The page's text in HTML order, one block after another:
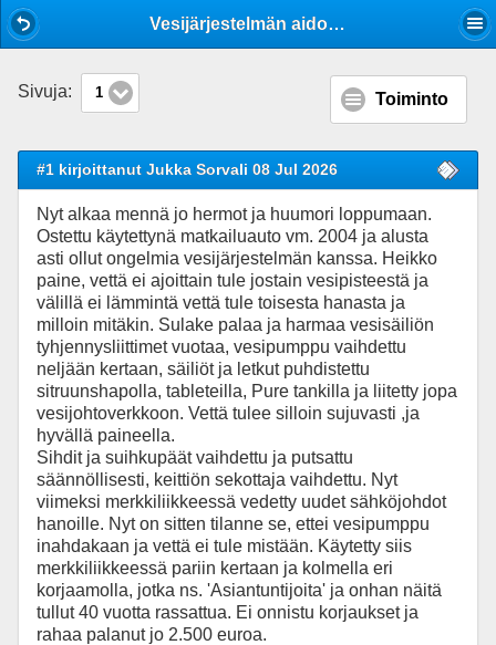
Vesijärjestelmän aidosti tunteva ja asiansa osaava korjaamo
Sivuja: 1 Toiminto
#1 kirjoittanut Jukka Sorvali 08 Jul 2026
Nyt alkaa mennä jo hermot ja huumori loppumaan.
Ostettu käytettynä matkailuauto vm. 2004 ja alusta
asti ollut ongelmia vesijärjestelmän kanssa. Heikko
paine, vettä ei ajoittain tule jostain vesipisteestä ja
välillä ei lämmintä vettä tule toisesta hanasta ja
milloin mitäkin. Sulake palaa ja harmaa vesisäiliön
tyhjennysliittimet vuotaa, vesipumppu vaihdettu
neljään kertaan, säiliöt ja letkut puhdistettu
sitruunshapolla, tableteilla, Pure tankilla ja liitetty jopa
vesijohtoverkkoon. Vettä tulee silloin sujuvasti ,ja
hyvällä paineella.
Sihdit ja suihkupäät vaihdettu ja putsattu
säännöllisesti, keittiön sekottaja vaihdettu. Nyt
viimeksi merkkiliikkeessä vedetty uudet sähköjohdot
hanoille. Nyt on sitten tilanne se, ettei vesipumppu
inahdakaan ja vettä ei tule mistään. Käytetty siis
merkkiliikkeessä pariin kertaan ja kolmella eri
korjaamolla, jotka ns. 'Asiantuntijoita' ja onhan näitä
tullut 40 vuotta rassattua. Ei onnistu korjaukset ja
rahaa palanut jo 2.500 euroa.